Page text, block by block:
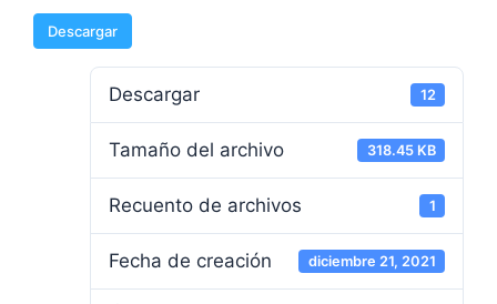
Descargar
Descargar 12
Tamaño del archivo 318.45 KB
Recuento de archivos 1
Fecha de creación diciembre 21, 2021